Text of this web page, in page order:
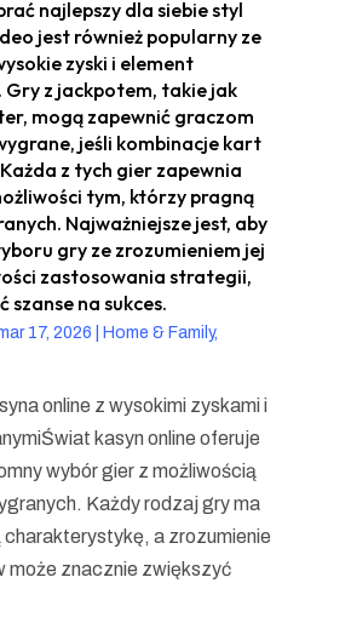
najlepszy dla siebie styl
jest również popularny ze
zyski i element
z jackpotem, takie jak
mogą zapewnić graczom
jeśli kombinacje kart
z tych gier zapewnia
tym, którzy pragną
Najważniejsze jest, aby
gry ze zrozumieniem jej
zastosowania strategii,
szanse na sukces.
17, 2026
Home & Family,
online z wysokimi zyskami i
kasyn online oferuje
wybór gier z możliwością
Każdy rodzaj gry ma
charakterystykę, a zrozumienie
może znacznie zwiększyć